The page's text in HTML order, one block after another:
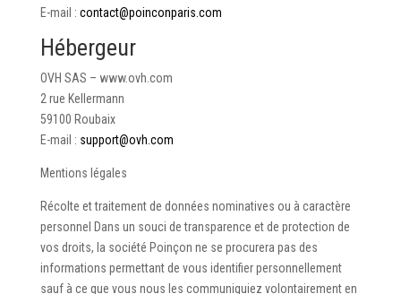
E-mail : contact@poinconparis.com
Hébergeur
OVH SAS – www.ovh.com
2 rue Kellermann
59100 Roubaix
E-mail : support@ovh.com
Mentions légales
Récolte et traitement de données nominatives ou à caractère
personnel Dans un souci de transparence et de protection de
vos droits, la société Poinçon ne se procurera pas des
informations permettant de vous identifier personnellement
sauf à ce que vous nous les communiquiez volontairement en